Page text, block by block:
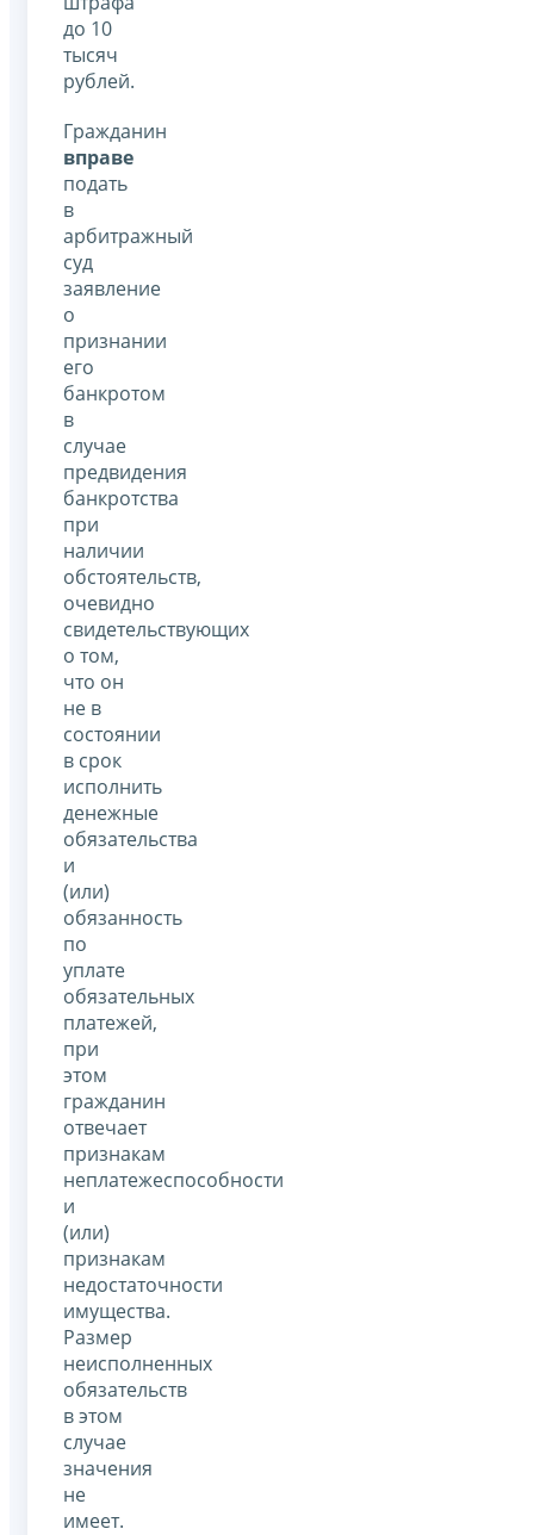
до 10
тысяч
рублей.
Гражданин
вправе
подать
в
арбитражный
суд
заявление
о
признании
его
банкротом
в
случае
предвидения
банкротства
при
наличии
обстоятельств,
очевидно
свидетельствующих
о том,
что он
не в
состоянии
в срок
исполнить
денежные
обязательства
и
(или)
обязанность
по
уплате
обязательных
платежей,
при
этом
гражданин
отвечает
признакам
неплатежеспособности
и
(или)
признакам
недостаточности
имущества.
Размер
неисполненных
обязательств
в этом
случае
значения
не
имеет.